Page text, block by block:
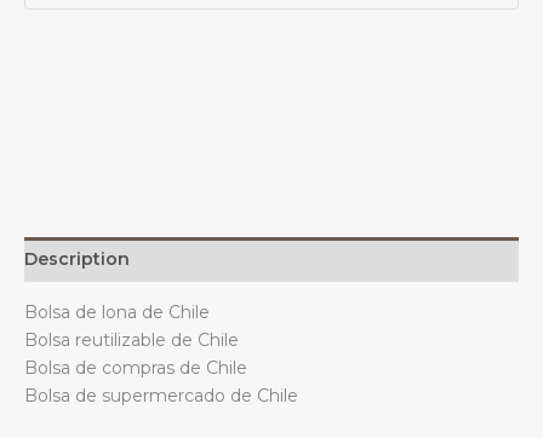
chilena.
quantity
Description
Bolsa de lona de Chile
Bolsa reutilizable de Chile
Bolsa de compras de Chile
Bolsa de supermercado de Chile